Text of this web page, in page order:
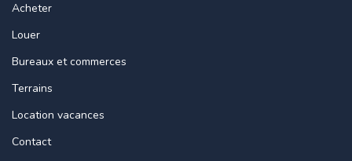
Acheter
Louer
Bureaux et commerces
Terrains
Location vacances
Contact